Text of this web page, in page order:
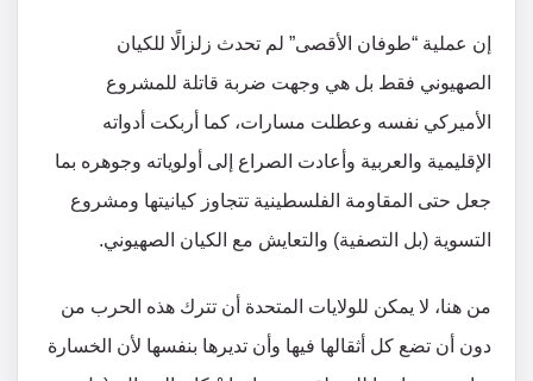
إن عملية “طوفان الأقصى” لم تحدث زلزالًا للكيان
الصهيوني فقط بل هي وجهت ضربة قاتلة للمشروع
الأميركي نفسه وعطلت مسارات، كما أربكت أدواته
الإقليمية والعربية وأعادت الصراع إلى أولوياته وجوهره بما
جعل حتى المقاومة الفلسطينية تتجاوز كيانيتها ومشروع
التسوية (بل التصفية) والتعايش مع الكيان الصهيوني.
من هنا، لا يمكن للولايات المتحدة أن تترك هذه الحرب من
دون أن تضع كل أثقالها فيها وأن تديرها بنفسها لأن الخسارة